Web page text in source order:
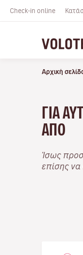
Check-in online
Αρχική
ΓΙΑ
ΑΠΌ
Ίσως
επίσης να